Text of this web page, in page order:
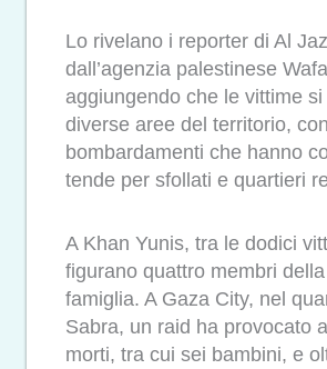
Lo rivelano i reporter di Al
dall’agenzia palestinese
aggiungendo che le vittime
diverse aree del territorio, con
bombardamenti che hanno
tende per sfollati e quartieri
A Khan Yunis, tra le dodici
figurano quattro membri
famiglia. A Gaza City, nel
Sabra, un raid ha provocato
morti, tra cui sei bambini, e